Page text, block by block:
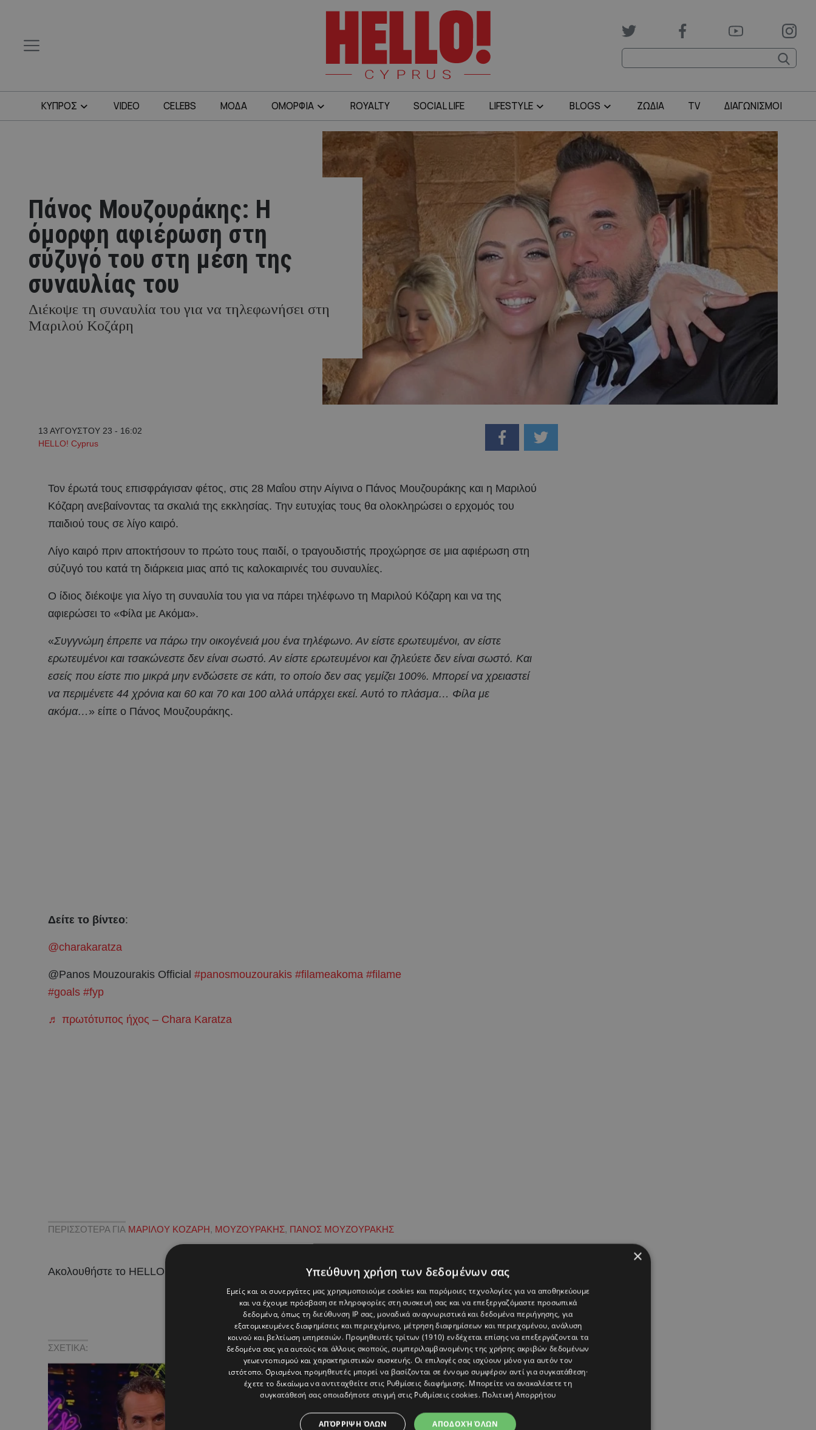
ΚΥΠΡΟΣ VIDEO CELEBS ΜΟΔΑ ΟΜΟΡΦΙΑ ROYALTY SOCIAL LIFE LIFESTYLE BLOGS ΖΩΔΙΑ TV ΔΙΑΓΩΝΙΣΜΟΙ
Πάνος Μουζουράκης: Η
όμορφη αφιέρωση στη
σύζυγό του στη μέση της
συναυλίας του
Διέκοψε τη συναυλία του για να τηλεφωνήσει στη
Μαριλού Κοζάρη
13 ΑΥΓΟΥΣΤΟΥ 23 - 16:02
HELLO! Cyprus
Τον έρωτά τους επισφράγισαν φέτος, στις 28 Μαΐου στην Αίγινα ο Πάνος Μουζουράκης και η Μαριλού
Κόζαρη ανεβαίνοντας τα σκαλιά της εκκλησίας. Την ευτυχίας τους θα ολοκληρώσει ο ερχομός του
παιδιού τους σε λίγο καιρό.
Λίγο καιρό πριν αποκτήσουν το πρώτο τους παιδί, ο τραγουδιστής προχώρησε σε μια αφιέρωση στη
σύζυγό του κατά τη διάρκεια μιας από τις καλοκαιρινές του συναυλίες.
Ο ίδιος διέκοψε για λίγο τη συναυλία του για να πάρει τηλέφωνο τη Μαριλού Κόζαρη και να της
αφιερώσει το «Φίλα με Ακόμα».
«Συγγνώμη έπρεπε να πάρω την οικογένειά μου ένα τηλέφωνο. Αν είστε ερωτευμένοι, αν είστε
ερωτευμένοι και τσακώνεστε δεν είναι σωστό. Αν είστε ερωτευμένοι και ζηλεύετε δεν είναι σωστό. Και
εσείς που είστε πιο μικρά μην ενδώσετε σε κάτι, το οποίο δεν σας γεμίζει 100%. Μπορεί να χρειαστεί
να περιμένετε 44 χρόνια και 60 και 70 και 100 αλλά υπάρχει εκεί. Αυτό το πλάσμα… Φίλα με
ακόμα… » είπε ο Πάνος Μουζουράκης.
Δείτε το βίντεο:
@charakaratza
@Panos Mouzourakis Official #panosmouzourakis #filameakoma #filame
#goals #fyp
♬ πρωτότυπος ήχος – Chara Karatza
ΠΕΡΙΣΣΟΤΕΡΑ ΓΙΑ ΜΑΡΙΛΟΥ ΚΟΖΑΡΗ, ΜΟΥΖΟΥΡΑΚΗΣ, ΠΑΝΟΣ ΜΟΥΖΟΥΡΑΚΗΣ
Ακολουθήστε το HELLO σε
ΣΧΕΤΙΚΑ:
×
Υπεύθυνη χρήση των δεδομένων σας
Εμείς και οι συνεργάτες μας χρησιμοποιούμε cookies και παρόμοιες τεχνολογίες για να αποθηκεύουμε
και να έχουμε πρόσβαση σε πληροφορίες στη συσκευή σας και να επεξεργαζόμαστε προσωπικά
δεδομένα, όπως τη διεύθυνση IP σας, μοναδικά αναγνωριστικά και δεδομένα περιήγησης, για
εξατομικευμένες διαφημίσεις και περιεχόμενο, μέτρηση διαφημίσεων και περιεχομένου, ανάλυση
κοινού και βελτίωση υπηρεσιών. Προμηθευτές τρίτων (1910) ενδέχεται επίσης να επεξεργάζονται τα
δεδομένα σας για αυτούς και άλλους σκοπούς, συμπεριλαμβανομένης της χρήσης ακριβών δεδομένων
γεωεντοπισμού και χαρακτηριστικών συσκευής. Οι επιλογές σας ισχύουν μόνο για αυτόν τον
ιστότοπο. Ορισμένοι προμηθευτές μπορεί να βασίζονται σε έννομο συμφέρον αντί για συγκατάθεση·
έχετε το δικαίωμα να αντιταχθείτε στις Ρυθμίσεις διαφήμισης. Μπορείτε να ανακαλέσετε τη
συγκατάθεσή σας οποιαδήποτε στιγμή στις Ρυθμίσεις cookies. Πολιτική Απορρήτου
ΑΠΟΔΟΧΉ ΌΛΩΝ
ΑΠΌΡΡΙΨΗ ΌΛΩΝ